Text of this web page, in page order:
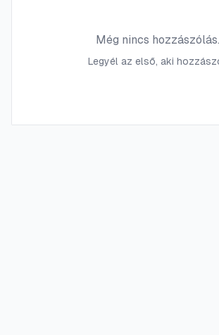
Még nincs hozzászólás.
Legyél az első, aki